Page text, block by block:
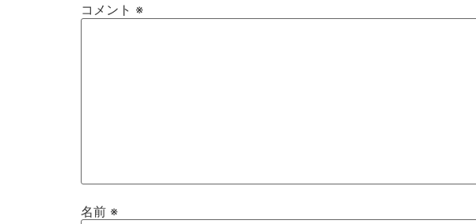
コメント ※
名前 ※